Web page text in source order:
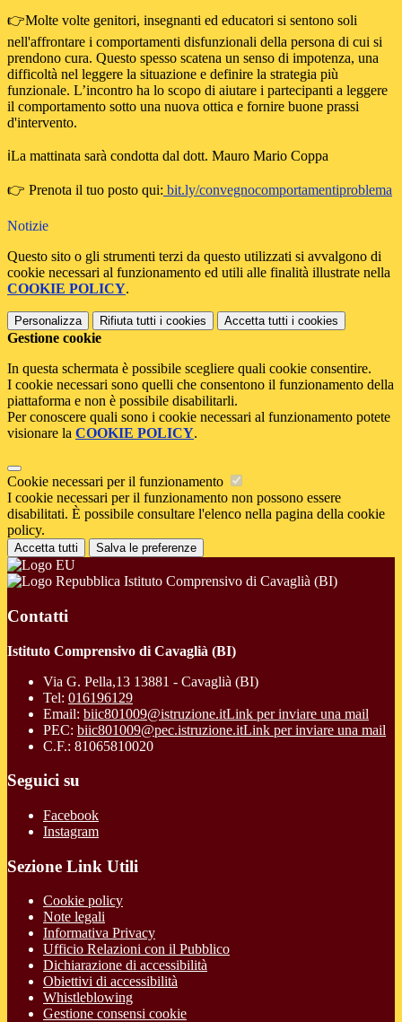
👉Molte volte genitori, insegnanti ed educatori si sentono soli
nell'affrontare i comportamenti disfunzionali della persona di cui si
prendono cura. Questo spesso scatena un senso di impotenza, una
difficoltà nel leggere la situazione e definire la strategia più
funzionale. L’incontro ha lo scopo di aiutare i partecipanti a leggere
il comportamento sotto una nuova ottica e fornire buone prassi
d'intervento.
ℹ️La mattinata sarà condotta dal dott. Mauro Mario Coppa
👉 Prenota il tuo posto qui: bit.ly/convegnocomportamentiproblema
Notizie
Questo sito o gli strumenti terzi da questo utilizzati si avvalgono di
cookie necessari al funzionamento ed utili alle finalità illustrate nella
COOKIE POLICY.
Personalizza Rifiuta tutti i cookies Accetta tutti i cookies
Gestione cookie
In questa schermata è possibile scegliere quali cookie consentire.
I cookie necessari sono quelli che consentono il funzionamento della
piattaforma e non è possibile disabilitarli.
Per conoscere quali sono i cookie necessari al funzionamento potete
visionare la COOKIE POLICY.
Cookie necessari per il funzionamento
I cookie necessari per il funzionamento non possono essere
disabilitati. È possibile consultare l'elenco nella pagina della cookie
policy.
Accetta tutti Salva le preferenze
Istituto Comprensivo di Cavaglià (BI)
Contatti
Istituto Comprensivo di Cavaglià (BI)
Via G. Pella,13 13881 - Cavaglià (BI)
Tel: 016196129
Email: biic801009@istruzione.itLink per inviare una mail
PEC: biic801009@pec.istruzione.itLink per inviare una mail
C.F.: 81065810020
Seguici su
Facebook
Instagram
Sezione Link Utili
Cookie policy
Note legali
Informativa Privacy
Ufficio Relazioni con il Pubblico
Dichiarazione di accessibilità
Obiettivi di accessibilità
Whistleblowing
Gestione consensi cookie